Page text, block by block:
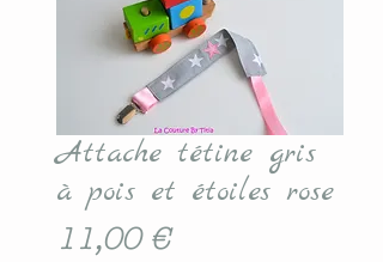
Attache tétine gris
à pois et étoiles rose
11,00 €Prix